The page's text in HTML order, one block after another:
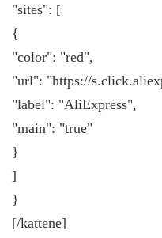
"sites": [
{
"color": "red",
"url": "https://
"label": "AliExpress",
"main": "true"
}
]
}
[/kattene]